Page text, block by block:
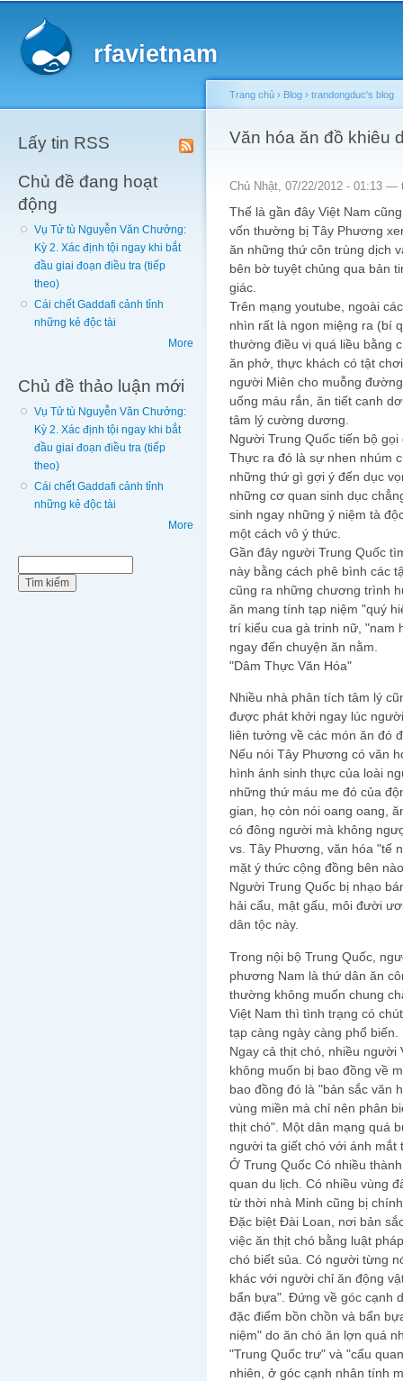
rfavietnam
Lấy tin RSS
Chủ đề đang hoạt
động
Vụ Tử tù Nguyễn Văn Chưởng:
Kỳ 2. Xác định tội ngay khi bắt
đầu giai đoạn điều tra (tiếp
theo)
Cái chết Gaddafi cảnh tỉnh
những kẻ độc tài
More
Chủ đề thảo luận mới
Vụ Tử tù Nguyễn Văn Chưởng:
Kỳ 2. Xác định tội ngay khi bắt
đầu giai đoạn điều tra (tiếp
theo)
Cái chết Gaddafi cảnh tỉnh
những kẻ độc tài
More
You are here
Trang chủ › Blog › trandongduc's blog
Văn hóa ăn đồ khiêu
Chủ Nhật, 07/22/2012 - 01:13 —
Thế là gần đây Việt Nam
vốn thường bị Tây Phương
ăn những thứ côn trùng dịch
bên bờ tuyệt chủng qua bản
giác.
Trên mạng youtube, ngoài
nhìn rất là ngon miệng ra (bí
thường điều vị quá liều bằng
ăn phở, thực khách có tật
người Miên cho muỗng
uống máu rắn, ăn tiết canh
tâm lý cường dương.
Người Trung Quốc tiến bộ
Thực ra đó là sự nhen nhúm
những thứ gì gợi ý đến dục
những cơ quan sinh dục
sinh ngay những ý niệm tà
một cách vô ý thức.
Gần đây người Trung Quốc
này bằng cách phê bình các
cũng ra những chương trình
ăn mang tính tạp niệm "quý
trí kiểu cua gà trinh nữ, "nam
ngay đến chuyện ăn nằm.
"Dâm Thực Văn Hóa"
Nhiều nhà phân tích tâm lý
được phát khởi ngay lúc
liên tưởng về các món ăn đó
Nếu nói Tây Phương có văn
hình ảnh sinh thực của loài
những thứ máu me đó của
gian, họ còn nói oang oang,
có đông người mà không
vs. Tây Phương, văn hóa "tế
mặt ý thức cộng đồng bên
Người Trung Quốc bị nhạo
hải cẩu, mật gấu, môi đười
dân tộc này.
Trong nội bộ Trung Quốc,
phương Nam là thứ dân ăn
thường không muốn chung
Việt Nam thì tình trạng có
tạp càng ngày càng phổ biến.
Ngay cả thịt chó, nhiều người
không muốn bị bao đồng về
bao đồng đó là "bản sắc văn
vùng miền mà chỉ nên phân
thịt chó". Một dân mạng quá
người ta giết chó với ánh mắt
Ở Trung Quốc Có nhiều
quan du lịch. Có nhiều vùng
từ thời nhà Minh cũng bị
Đặc biệt Đài Loan, nơi bản
việc ăn thịt chó bằng luật
chó biết sủa. Có người từng
khác với người chỉ ăn động
bẩn bựa". Đứng về góc cạnh
đặc điểm bồn chồn và bẩn
niệm" do ăn chó ăn lợn quá
"Trung Quốc trư" và "cẩu
nhiên, ở góc cạnh nhân tính